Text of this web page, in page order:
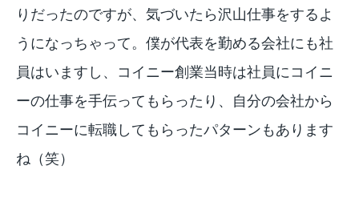
りだったのですが、気づいたら沢山仕事をするよ
うになっちゃって。僕が代表を勤める会社にも社
員はいますし、コイニー創業当時は社員にコイニ
ーの仕事を手伝ってもらったり、自分の会社から
コイニーに転職してもらったパターンもあります
ね（笑）